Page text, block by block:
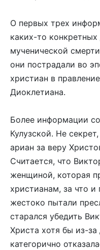
О первых трех
каких-то
мученической
они пострадали во
христиан в
Диоклетиана.
Более информации
Кулузской. Не
ариан за веру
Считается, что
женщиной, которая
христианам, за что и
жестоко пытали
старался убедить
Христа хотя бы из-
категорично